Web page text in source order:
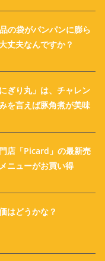
の袋がパンパンに膨ら
丈夫なんですか？
ぎり丸」は、チャレン
を言えば豚角煮が美味
店「Picard」の最新売
ニューがお買い得
はどうかな？